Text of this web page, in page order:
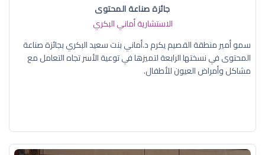
جائزة صناعة المحتوى
الاستشارية أماني البكري
سمو أمير منطقة القصيم يكرم د.أماني بنت سعيد البكري بجائزة صناعة
المحتوى في نسختها الرابعة لتميزها في توعية الأسر تجاه التعامل مع
مشاكل وأمراض العيون للأطفال.